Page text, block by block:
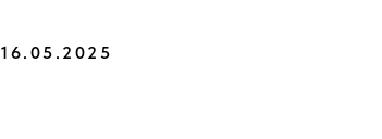
16.05.2025